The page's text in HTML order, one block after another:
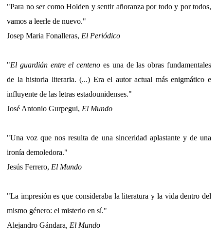
"Para no ser como Holden y sentir añoranza por todo y por todos,
vamos a leerle de nuevo."
Josep Maria Fonalleras, El Periódico
"El guardián entre el centeno es una de las obras fundamentales
de la historia literaria. (...) Era el autor actual más enigmático e
influyente de las letras estadounidenses."
José Antonio Gurpegui, El Mundo
"Una voz que nos resulta de una sinceridad aplastante y de una
ironía demoledora."
Jesús Ferrero, El Mundo
"La impresión es que consideraba la literatura y la vida dentro del
mismo género: el misterio en sí."
Alejandro Gándara, El Mundo